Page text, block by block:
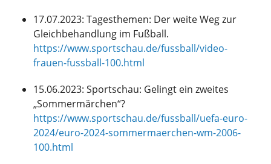
17.07.2023: Tagesthemen: Der weite Weg zur
Gleichbehandlung im Fußball.
https://www.sportschau.de/fussball/video-
frauen-fussball-100.html
15.06.2023: Sportschau: Gelingt ein zweites
„Sommermärchen“?
https://www.sportschau.de/fussball/uefa-euro-
2024/euro-2024-sommermaerchen-wm-2006-
100.html